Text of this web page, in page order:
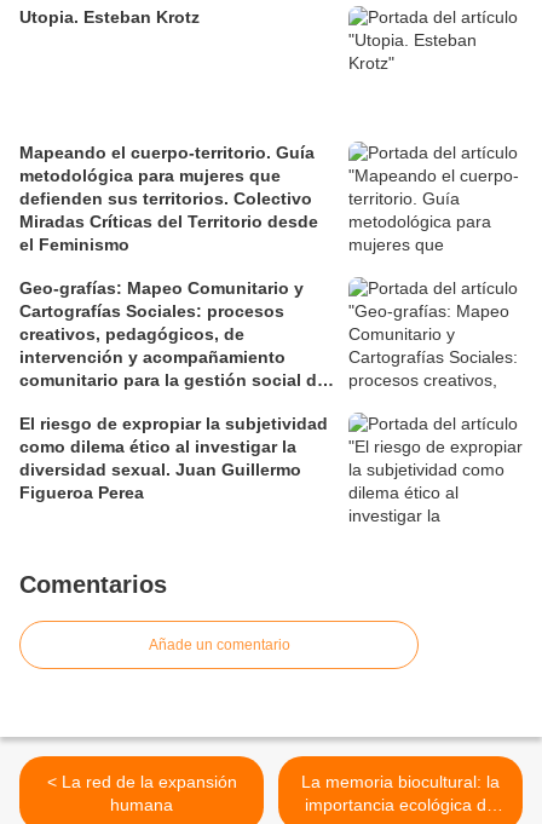
Utopia. Esteban Krotz
Mapeando el cuerpo-territorio. Guía
metodológica para mujeres que
defienden sus territorios. Colectivo
Miradas Críticas del Territorio desde
el Feminismo
Geo-grafías: Mapeo Comunitario y
Cartografías Sociales: procesos
creativos, pedagógicos, de
intervención y acompañamiento
comunitario para la gestión social de
El riesgo de expropiar la subjetividad
como dilema ético al investigar la
diversidad sexual. Juan Guillermo
Figueroa Perea
Comentarios
Añade un comentario
< La red de la expansión
humana
La memoria biocultural: la
importancia ecológica de